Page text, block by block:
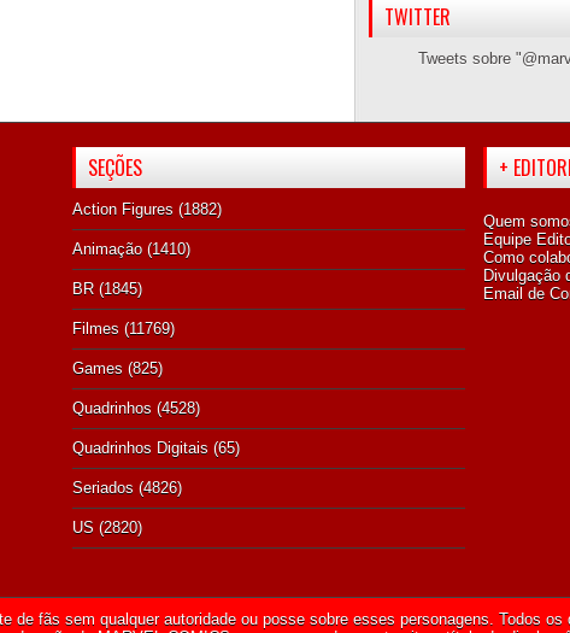
TWITTER
Tweets sobre
SEÇÕES
Action Figures (1882)
Animação (1410)
BR (1845)
Filmes (11769)
Games (825)
Quadrinhos (4528)
Quadrinhos Digitais (65)
Seriados (4826)
US (2820)
+
Quem
Equipe
Como
Divulgação
Email de
de fãs sem qualquer autoridade ou posse sobre esses personagens. Todos